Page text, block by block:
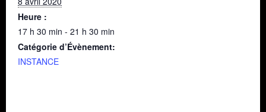
Heure :
17 h 30 min - 21 h 30 min
Catégorie d’Évènement:
INSTANCE